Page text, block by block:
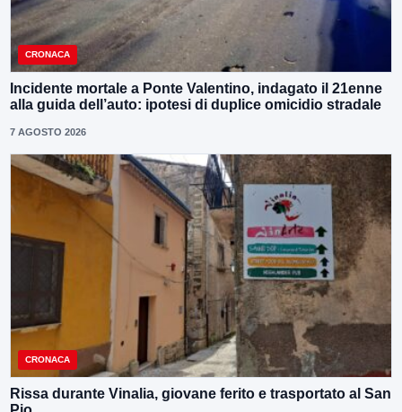
CRONACA
Incidente mortale a Ponte Valentino, indagato il 21enne
alla guida dell’auto: ipotesi di duplice omicidio stradale
7 AGOSTO 2026
CRONACA
Rissa durante Vinalia, giovane ferito e trasportato al San